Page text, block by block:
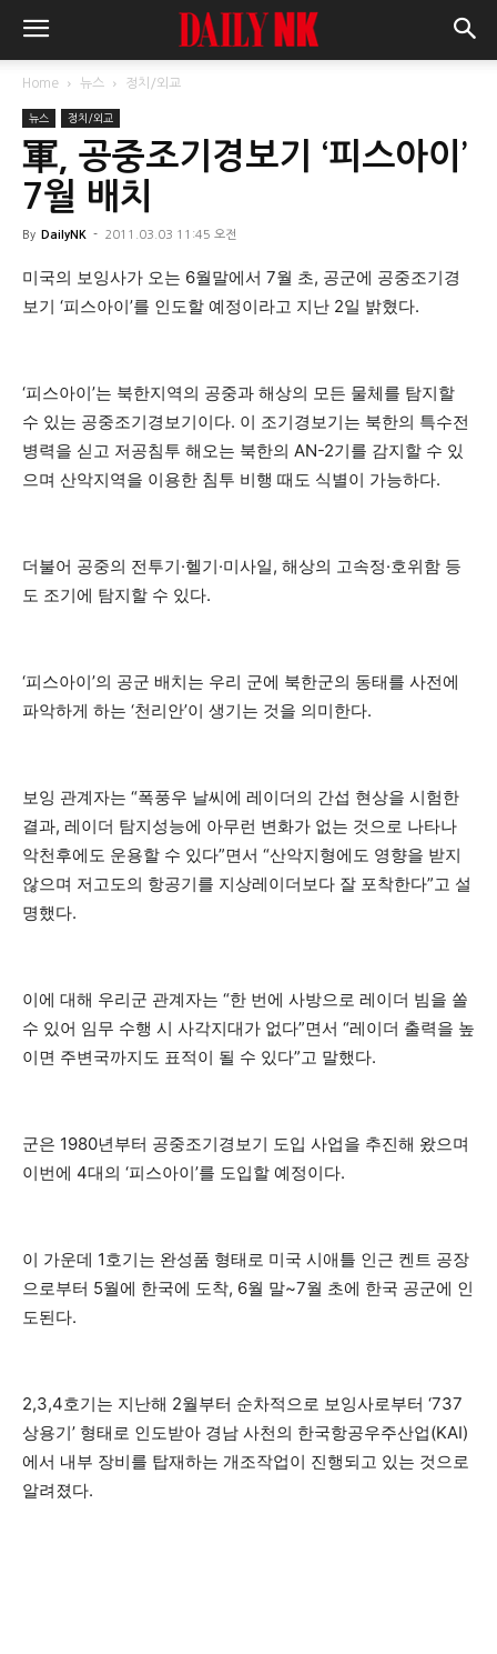
Home 뉴스 정치/외교
뉴스 정치/외교
軍, 공중조기경보기 ‘피스아이’
7월 배치
By DailyNK - 2011.03.03 11:45 오전
미국의 보잉사가 오는 6월말에서 7월 초, 공군에 공중조기경
보기 ‘피스아이’를 인도할 예정이라고 지난 2일 밝혔다.
‘피스아이’는 북한지역의 공중과 해상의 모든 물체를 탐지할
수 있는 공중조기경보기이다. 이 조기경보기는 북한의 특수전
병력을 싣고 저공침투 해오는 북한의 AN-2기를 감지할 수 있
으며 산악지역을 이용한 침투 비행 때도 식별이 가능하다.
더불어 공중의 전투기·헬기·미사일, 해상의 고속정·호위함 등
도 조기에 탐지할 수 있다.
‘피스아이’의 공군 배치는 우리 군에 북한군의 동태를 사전에
파악하게 하는 ‘천리안’이 생기는 것을 의미한다.
보잉 관계자는 “폭풍우 날씨에 레이더의 간섭 현상을 시험한
결과, 레이더 탐지성능에 아무런 변화가 없는 것으로 나타나
악천후에도 운용할 수 있다”면서 “산악지형에도 영향을 받지
않으며 저고도의 항공기를 지상레이더보다 잘 포착한다”고 설
명했다.
이에 대해 우리군 관계자는 “한 번에 사방으로 레이더 빔을 쏠
수 있어 임무 수행 시 사각지대가 없다”면서 “레이더 출력을 높
이면 주변국까지도 표적이 될 수 있다”고 말했다.
군은 1980년부터 공중조기경보기 도입 사업을 추진해 왔으며
이번에 4대의 ‘피스아이’를 도입할 예정이다.
이 가운데 1호기는 완성품 형태로 미국 시애틀 인근 켄트 공장
으로부터 5월에 한국에 도착, 6월 말~7월 초에 한국 공군에 인
도된다.
2,3,4호기는 지난해 2월부터 순차적으로 보잉사로부터 ‘737
상용기’ 형태로 인도받아 경남 사천의 한국항공우주산업(KAI)
에서 내부 장비를 탑재하는 개조작업이 진행되고 있는 것으로
알려졌다.